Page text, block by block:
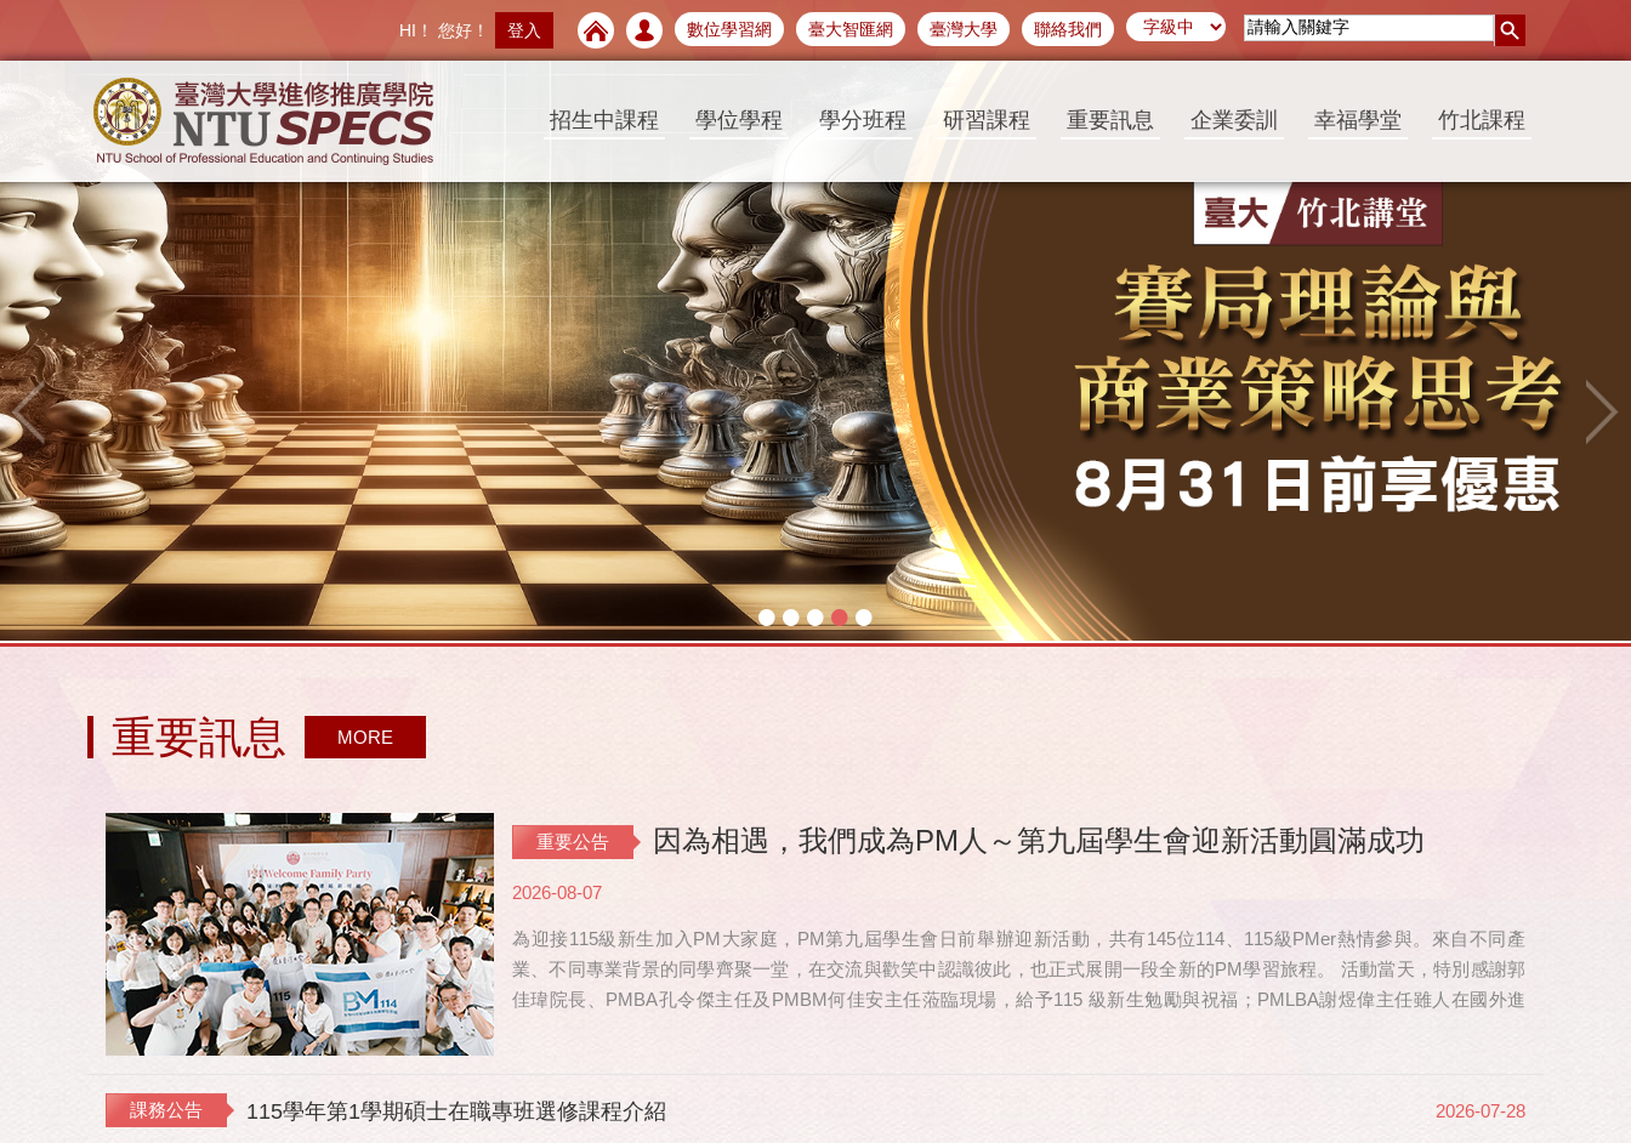
數位學習網 臺大智匯網 臺灣大學 聯絡我們
HI！ 您好！ 登入
招生中課程 學位學程 學分班程 研習課程 重要訊息 企業委訓 幸福學堂 竹北課程
•••••
重要訊息 MORE
重要公告 因為相遇，我們成為PM人～第九屆學生會迎新活動圓滿成功
2026-08-07
為迎接115級新生加入PM大家庭，PM第九屆學生會日前舉辦迎新活動，共有145位114、115級PMer熱情參與。來自不同產
業、不同專業背景的同學齊聚一堂，在交流與歡笑中認識彼此，也正式展開一段全新的PM學習旅程。 活動當天，特別感謝郭
佳瑋院長、PMBA孔令傑主任及PMBM何佳安主任蒞臨現場，給予115 級新生勉勵與祝福；PMLBA謝煜偉主任雖人在國外進
課務公告 115學年第1學期碩士在職專班選修課程介紹 2026-07-28